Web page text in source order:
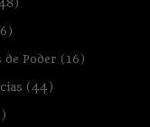
de Poder (16)
(44)